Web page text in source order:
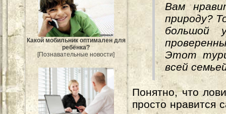
Какой мобильник оптимален для
ребёнка?
[Познавательные новости]
Вам
природу?
большой
Этот
всей
Понятно, что
просто нравится